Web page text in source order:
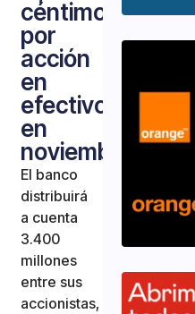
céntimos
por
acción
en
efectivo
en
noviembre
El banco
distribuirá
a cuenta
3.400
millones
entre sus
accionistas,